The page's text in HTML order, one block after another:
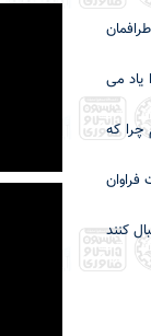
یاد می
چرا که
آموزش مهندسی از سال 78 تاکنون مقالات فراوان
کنند